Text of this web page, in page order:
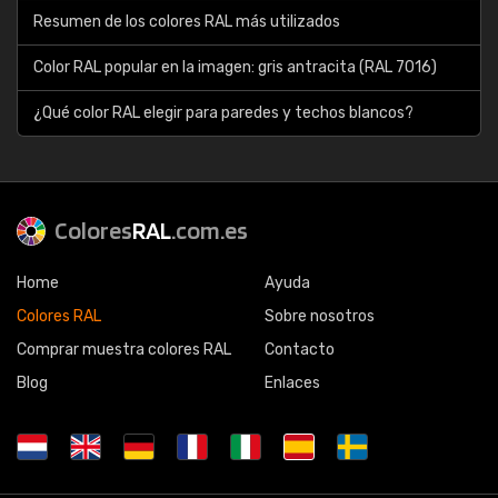
Resumen de los colores RAL más utilizados
Color RAL popular en la imagen: gris antracita (RAL 7016)
¿Qué color RAL elegir para paredes y techos blancos?
ColoresRAL.com.es
Home
Colores RAL
Comprar muestra colores RAL
Blog
Ayuda
Sobre nosotros
Contacto
Enlaces